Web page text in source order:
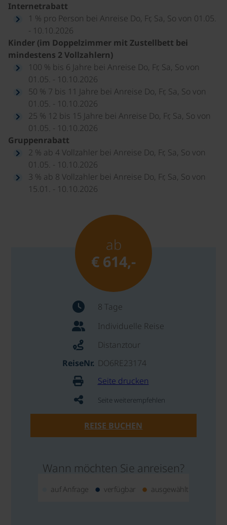
Internetrabatt
1 % pro Person bei Anreise Do, Fr, Sa, So von 01.05.
- 10.10.2026
Kinder (im Doppelzimmer mit Zustellbett bei
mindestens 2 Vollzahlern)
100 % bis 6 Jahre bei Anreise Do, Fr, Sa, So von
01.05. - 10.10.2026
50 % 7 bis 11 Jahre bei Anreise Do, Fr, Sa, So von
01.05. - 10.10.2026
25 % 12 bis 15 Jahre bei Anreise Do, Fr, Sa, So von
01.05. - 10.10.2026
Gruppenrabatt
2 % ab 4 Vollzahler bei Anreise Do, Fr, Sa, So von
01.05. - 10.10.2026
3 % ab 8 Vollzahler bei Anreise Do, Fr, Sa, So von
15.01. - 10.10.2026
ab
€ 614,-
8 Tage
Individuelle Reise
Distanztour
ReiseNr. DO6RE23174
Seite drucken
Seite weiterempfehlen
REISE BUCHEN
Wann möchten Sie anreisen?
auf Anfrage verfügbar ausgewählt